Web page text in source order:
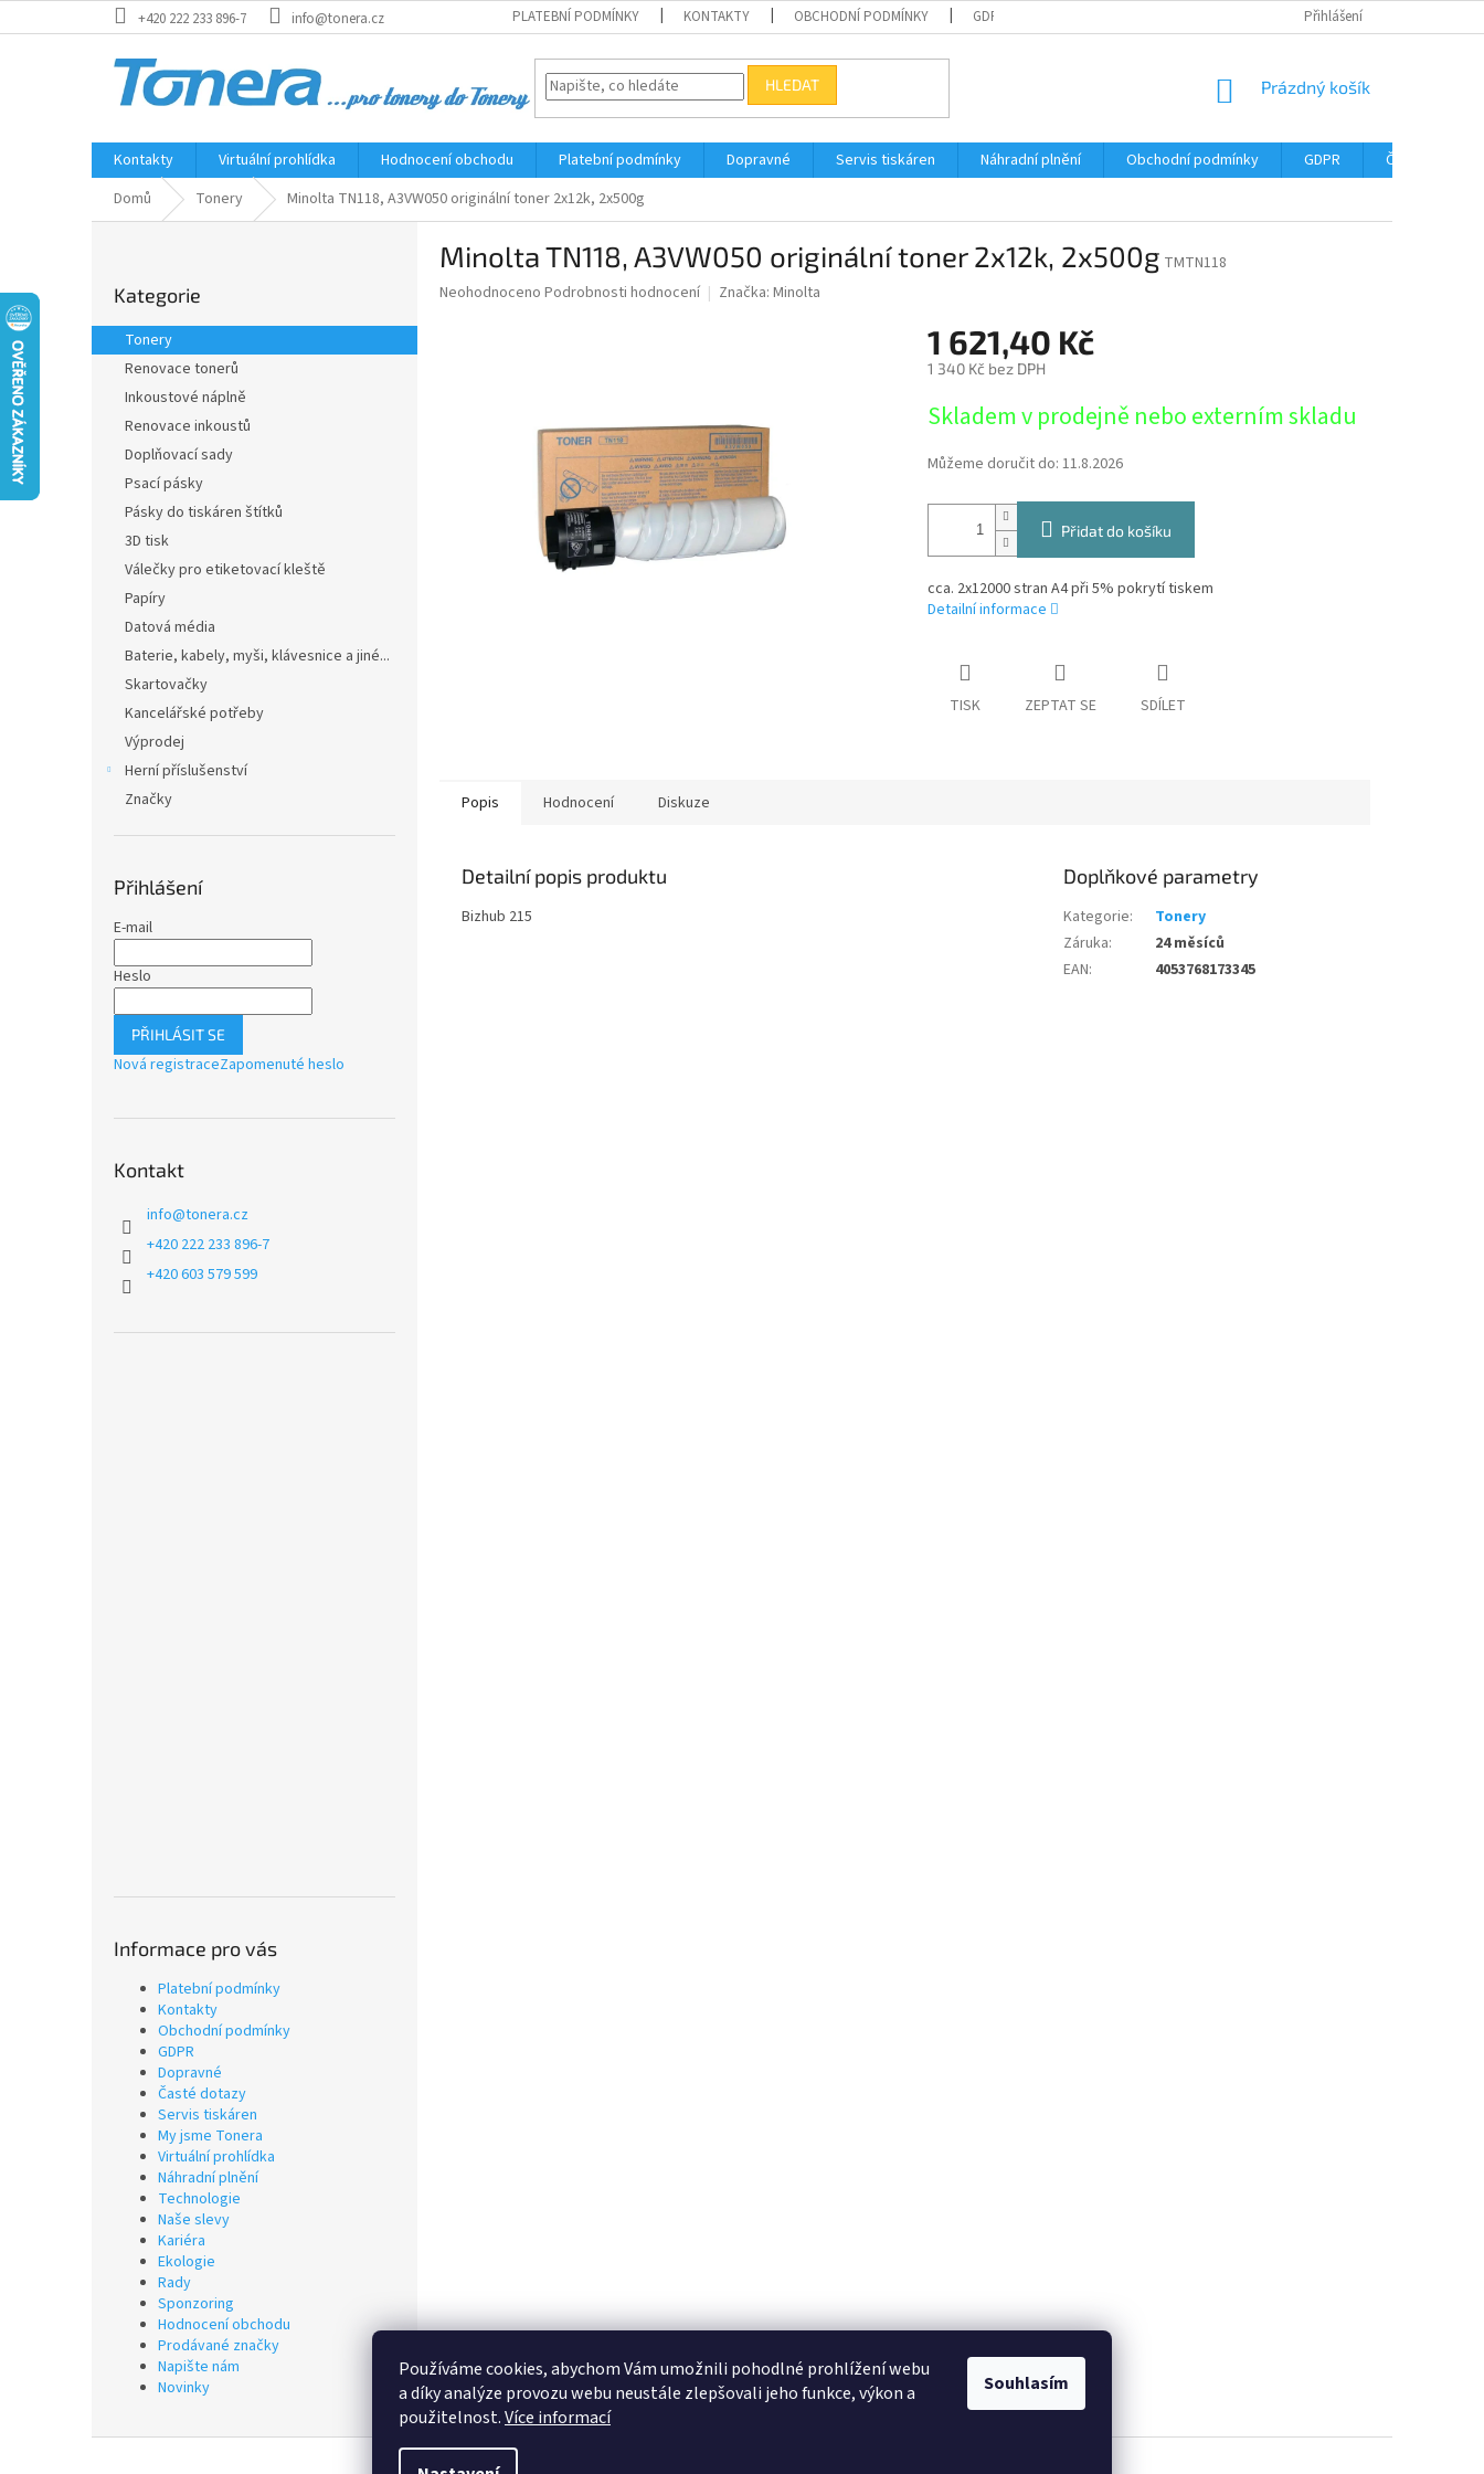
Používáme cookies, abychom Vám umožnili pohodlné prohlížení webu
a díky analýze provozu webu neustále zlepšovali jeho funkce, výkon a
použitelnost.Více informací
Souhlasím
na
+420 222 233 896-7 info@tonera.cz PLATEBNÍ PODMÍNKY KONTAKTY OBCHODNÍ PODMÍNKY GDPR SERVIS TISKÁREN
Přihlášení
HLEDAT
NÁKUPNÍ
Prázdný košík
Kontakty Virtuální prohlídka Hodnocení obchodu Platební podmínky Dopravné Servis tiskáren Náhradní plnění Obchodní podmínky GDPR
Časté dotazy
Domů
Tonery Minolta TN118, A3VW050 originální toner 2x12k, 2x500g
r
a
kategorie
Kategorie
Tonery
Renovace tonerů
Inkoustové náplně
Renovace inkoustů
Doplňovací sady
Psací pásky
Pásky do tiskáren štítků
3D tisk
Válečky pro etiketovací kleště
Papíry
Datová média
Baterie, kabely, myši, klávesnice a jiné...
Skartovačky
Kancelářské potřeby
Výprodej
Herní příslušenství
Značky
Přihlášení
E-mail
Heslo
PŘIHLÁSIT SE
Nová registraceZapomenuté heslo
Kontakt
info@tonera.cz
+420 222 233 896-7
+420 603 579 599
Informace pro vás
Platební podmínky
Kontakty
Obchodní podmínky
GDPR
Dopravné
Časté dotazy
Servis tiskáren
My jsme Tonera
Virtuální prohlídka
Náhradní plnění
Technologie
Naše slevy
Kariéra
Ekologie
Rady
Sponzoring
Hodnocení obchodu
Prodávané značky
Napište nám
Novinky
Minolta TN118, A3VW050 originální toner 2x12k, 2x500g TMTN118
Průměrné
Neohodnoceno Podrobnosti hodnocení Značka: Minolta
1 621,40 Kč
1 340 Kč bez DPH
cena:
Skladem v prodejně nebo externím skladu
Můžeme doručit do: 11.8.2026
Přidat do košíku
cca. 2x12000 stran A4 při 5% pokrytí tiskem
Detailní informace
TISK ZEPTAT SE SDÍLET
Popis Hodnocení Diskuze
Detailní popis produktu
Bizhub 215
Doplňkové parametry
Kategorie:
Tonery
Záruka:
24 měsíců
EAN: 4053768173345